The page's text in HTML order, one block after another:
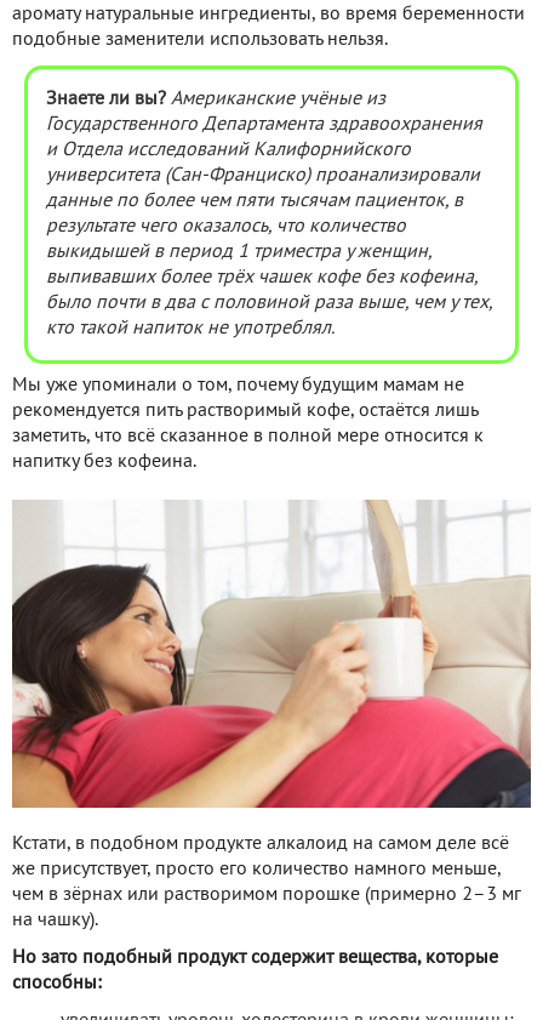
аромату натуральные ингредиенты, во время беременности
подобные заменители использовать нельзя.
Знаете ли вы? Американские учёные из
Государственного Департамента здравоохранения
и Отдела исследований Калифорнийского
университета (Сан-Франциско) проанализировали
данные по более чем пяти тысячам пациенток, в
результате чего оказалось, что количество
выкидышей в период 1 триместра у женщин,
выпивавших более трёх чашек кофе без кофеина,
было почти в два с половиной раза выше, чем у тех,
кто такой напиток не употреблял.
Мы уже упоминали о том, почему будущим мамам не
рекомендуется пить растворимый кофе, остаётся лишь
заметить, что всё сказанное в полной мере относится к
напитку без кофеина.
Кстати, в подобном продукте алкалоид на самом деле всё
же присутствует, просто его количество намного меньше,
чем в зёрнах или растворимом порошке (примерно 2–3 мг
на чашку).
Но зато подобный продукт содержит вещества, которые
способны: